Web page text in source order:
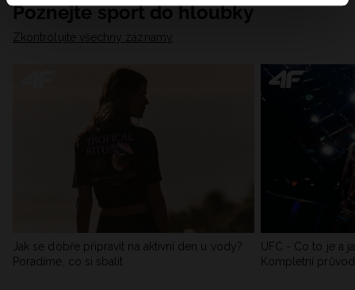
Poznejte sport do hloubky
Zkontrolujte všechny záznamy
Jak se dobře připravit na aktivní den u vody?
Poradíme, co si sbalit
UFC - Co to je a
Kompletní